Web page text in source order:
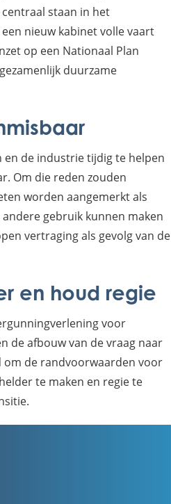
staan in het
nieuw kabinet volle vaart
op een Nationaal Plan
duurzame
en de industrie tijdig te helpen
Om die reden zouden
worden aangemerkt als
gebruik kunnen maken
vertraging als gevolg van de
en houd regie
voor
de afbouw van de vraag naar
om de randvoorwaarden voor
te maken en regie te